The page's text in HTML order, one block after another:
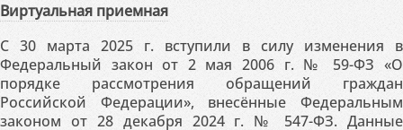
Виртуальная приемная
С 30 марта 2025 г. вступили в силу изменения в
Федеральный закон от 2 мая 2006 г. № 59-ФЗ «О
порядке рассмотрения обращений граждан
Российской Федерации», внесённые Федеральным
законом от 28 декабря 2024 г. № 547-ФЗ. Данные